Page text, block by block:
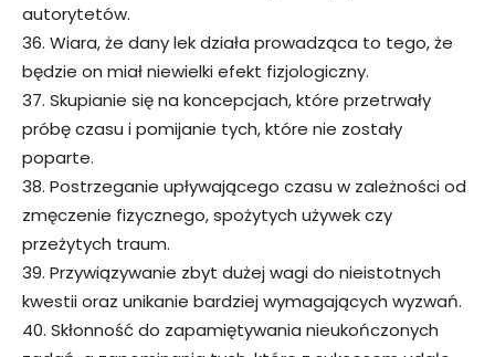
autorytetów.
36. Wiara, że dany lek działa prowadząca to tego, że
będzie on miał niewielki efekt fizjologiczny.
37. Skupianie się na koncepcjach, które przetrwały
próbę czasu i pomijanie tych, które nie zostały
poparte.
38. Postrzeganie upływającego czasu w zależności od
zmęczenie fizycznego, spożytych używek czy
przeżytych traum.
39. Przywiązywanie zbyt dużej wagi do nieistotnych
kwestii oraz unikanie bardziej wymagających wyzwań.
40. Skłonność do zapamiętywania nieukończonych